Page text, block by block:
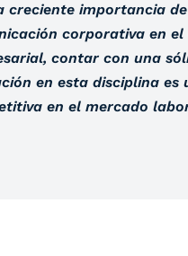
creciente importancia
corporativa en el
contar con una
en esta disciplina es
en el mercado